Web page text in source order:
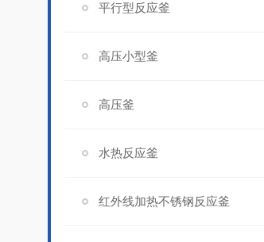
平行型反应釜
高压小型釜
高压釜
水热反应釜
红外线加热不锈钢反应釜